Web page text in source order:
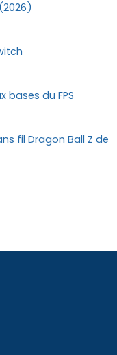
bases du FPS
fil Dragon Ball Z de